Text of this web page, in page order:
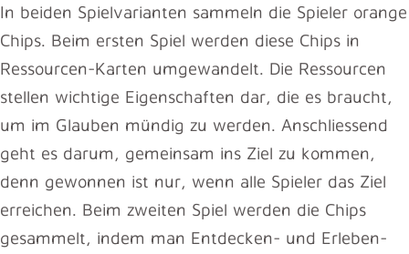
In beiden Spielvarianten sammeln die Spieler orange
Chips. Beim ersten Spiel werden diese Chips in
Ressourcen-Karten umgewandelt. Die Ressourcen
stellen wichtige Eigenschaften dar, die es braucht,
um im Glauben mündig zu werden. Anschliessend
geht es darum, gemeinsam ins Ziel zu kommen,
denn gewonnen ist nur, wenn alle Spieler das Ziel
erreichen. Beim zweiten Spiel werden die Chips
gesammelt, indem man Entdecken- und Erleben-